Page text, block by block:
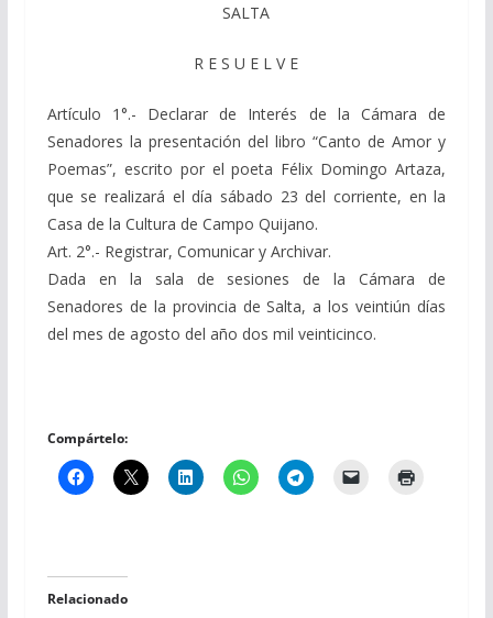
SALTA
R E S U E L V E
Artículo 1°.- Declarar de Interés de la Cámara de
Senadores la presentación del libro “Canto de Amor y
Poemas”, escrito por el poeta Félix Domingo Artaza,
que se realizará el día sábado 23 del corriente, en la
Casa de la Cultura de Campo Quijano.
Art. 2°.- Registrar, Comunicar y Archivar.
Dada en la sala de sesiones de la Cámara de
Senadores de la provincia de Salta, a los veintiún días
del mes de agosto del año dos mil veinticinco.
Compártelo:
Relacionado